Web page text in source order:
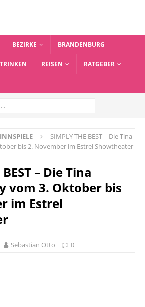
BEZIRKE BRANDENBURG
REISEN RATGEBER
SIMPLY THE BEST – Die Tina
bis 2. November im Estrel Showtheater
– Die Tina
vom 3. Oktober bis
im Estrel
Sebastian Otto 0